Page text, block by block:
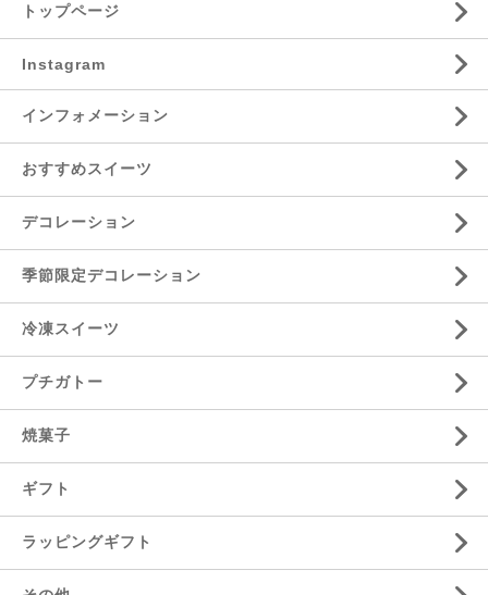
トップページ
Instagram
インフォメーション
おすすめスイーツ
デコレーション
季節限定デコレーション
冷凍スイーツ
プチガトー
焼菓子
ギフト
ラッピングギフト